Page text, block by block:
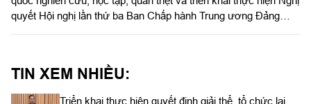
quyết Hội nghị lần thứ ba Ban Chấp hành Trung ương Đảng
TIN XEM NHIỀU:
Triển khai thực hiện quyết định giải thể, tổ chức lại